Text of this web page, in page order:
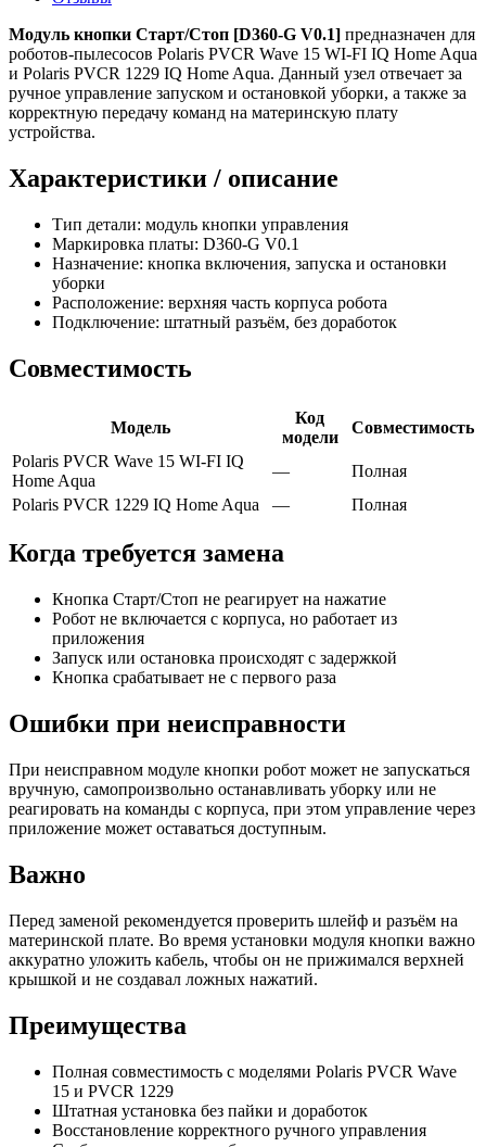
Модуль кнопки Старт/Стоп [D360-G V0.1] предназначен для
роботов-пылесосов Polaris PVCR Wave 15 WI-FI IQ Home Aqua
и Polaris PVCR 1229 IQ Home Aqua. Данный узел отвечает за
ручное управление запуском и остановкой уборки, а также за
корректную передачу команд на материнскую плату
устройства.
Характеристики / описание
Тип детали: модуль кнопки управления
Маркировка платы: D360-G V0.1
Назначение: кнопка включения, запуска и остановки
уборки
Расположение: верхняя часть корпуса робота
Подключение: штатный разъём, без доработок
Совместимость
Модель
Код
модели
Совместимость
Polaris PVCR Wave 15 WI-FI IQ
Home Aqua
—
Полная
Polaris PVCR 1229 IQ Home Aqua
— Полная
Когда требуется замена
Кнопка Старт/Стоп не реагирует на нажатие
Робот не включается с корпуса, но работает из
приложения
Запуск или остановка происходят с задержкой
Кнопка срабатывает не с первого раза
Ошибки при неисправности
При неисправном модуле кнопки робот может не запускаться
вручную, самопроизвольно останавливать уборку или не
реагировать на команды с корпуса, при этом управление через
приложение может оставаться доступным.
Важно
Перед заменой рекомендуется проверить шлейф и разъём на
материнской плате. Во время установки модуля кнопки важно
аккуратно уложить кабель, чтобы он не прижимался верхней
крышкой и не создавал ложных нажатий.
Преимущества
Полная совместимость с моделями Polaris PVCR Wave
15 и PVCR 1229
Штатная установка без пайки и доработок
Восстановление корректного ручного управления